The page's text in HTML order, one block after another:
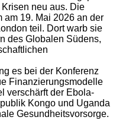
neu aus. Die
am 19. Mai 2026 an der
teil. Dort warb sie
des Globalen Südens,
es bei der Konferenz
Finanzierungsmodelle
verschärft der Ebola-
Kongo und Uganda
Gesundheitsvorsorge.